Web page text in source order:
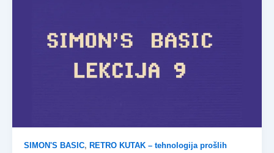
SIMON'S BASIC, RETRO KUTAK – tehnologija prošlih